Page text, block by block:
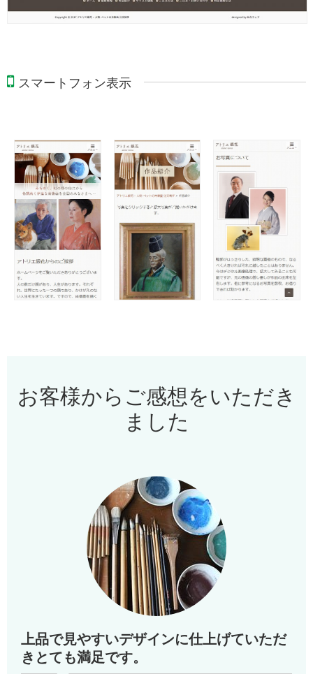
スマートフォン表示
お客様からご感想をいただき
ました
上品で見やすいデザインに仕上げていただ
きとても満足です。